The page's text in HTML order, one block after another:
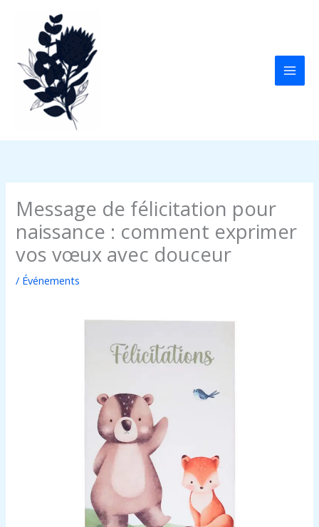
Message de félicitation pour
naissance : comment exprimer
vos vœux avec douceur
/ Événements